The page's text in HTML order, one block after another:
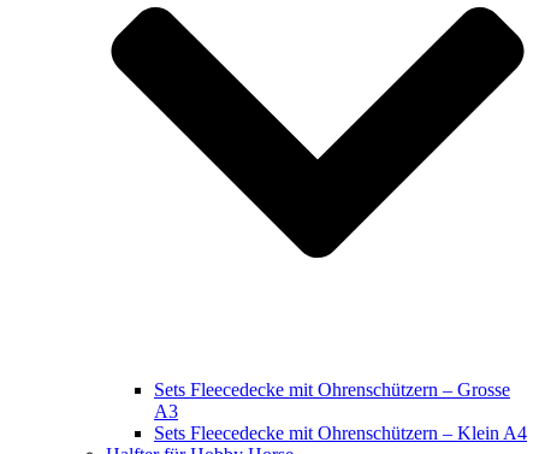
Sets Fleecedecke mit Ohrenschützern – Grosse
A3
Sets Fleecedecke mit Ohrenschützern – Klein A4